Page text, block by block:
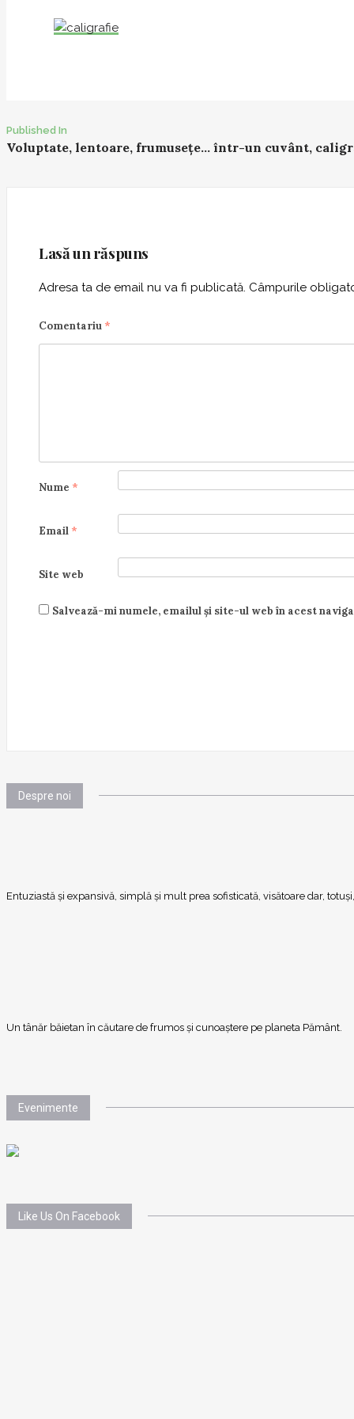
P
Published In
Voluptate, lentoare, frumusețe… într-un cuvânt,
Lasă un răspuns
Adresa ta de email nu va fi publicată. Câmpurile
Comentariu *
Nume *
Email *
Site web
Salvează-mi numele, emailul și site-ul web în acest
Despre noi
Entuziastă şi expansivă, simplă şi mult prea sofisticată, visătoare dar,
Un tânăr băietan în căutare de frumos și cunoaștere pe planeta Pământ.
Evenimente
Like Us On Facebook